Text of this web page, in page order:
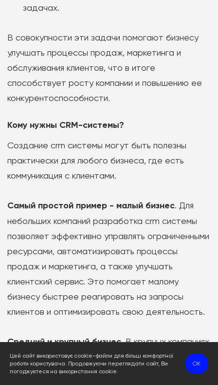
задачах.
В совокупности эти задачи помогают бизнесу
улучшать процессы продаж, маркетинга и
обслуживания клиентов, что в итоге
способствует росту компании и повышению ее
конкурентоспособности.
Кому нужны CRM-системы?
Создание crm системы могут быть полезны
практически для любого бизнеса, где есть
коммуникация с клиентами.
Самый простой пример - малый бизнес. Для
небольших компаний разработка crm системы
позволяет эффективно управлять ограниченными
ресурсами, автоматизировать процессы
продаж и маркетинга, а также улучшать
клиентский сервис. Это помогает малому
бизнесу быстрее реагировать на запросы
клиентов и оптимизировать свою деятельность.
Средний и крупный бизнес. В крупных компаниях
ПО используются для интеграции с другими
системами,. Например, ERP, электронная почта и
Цей сайт використовує cookie-файли для більш комфортної
роботи користувача. Продовжуючи переглядати сайт, Ви
погоджуєтеся на використання cookie.
OK